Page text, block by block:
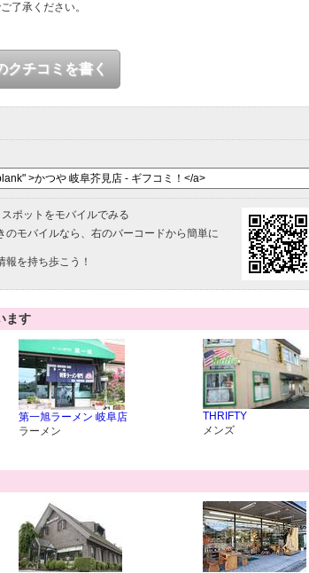
了承ください。
クチコミを書く
ポットをモバイルでみる
のモバイルなら、右のバーコードから簡単に
報を持ち歩こう！
ます
第一旭ラーメン 岐阜店
ラーメン
THRIFTY
メンズ